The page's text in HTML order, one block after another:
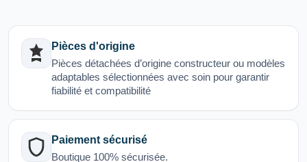
Pièces d'origine
Pièces détachées d’origine constructeur ou modèles
adaptables sélectionnées avec soin pour garantir
fiabilité et compatibilité
Paiement sécurisé
Boutique 100% sécurisée.